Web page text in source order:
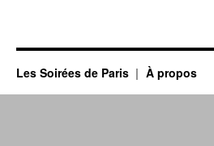
Les Soirées de Paris À propos